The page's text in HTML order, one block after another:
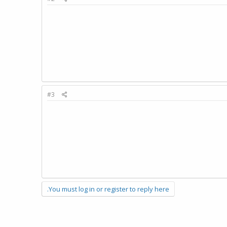
#3
You must log in or register to reply here.